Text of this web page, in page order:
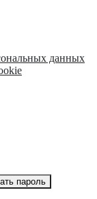
данных
пароль